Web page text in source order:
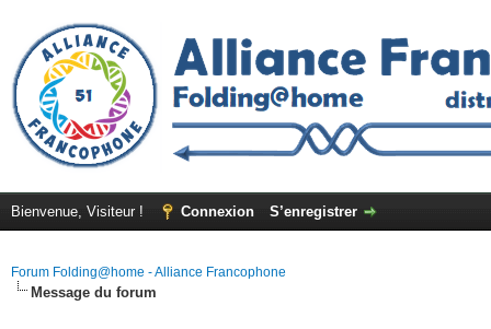
Bienvenue, Visiteur ! Connexion S’enregistrer
Forum Folding@home - Alliance Francophone
Message du forum